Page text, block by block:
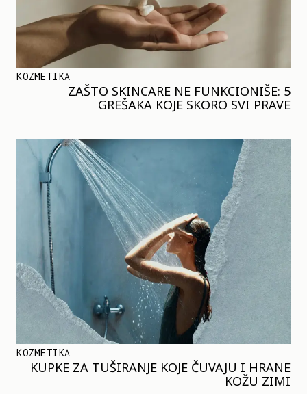
KOZMETIKA
ZAŠTO SKINCARE NE FUNKCIONIŠE: 5
GREŠAKA KOJE SKORO SVI PRAVE
KOZMETIKA
KUPKE ZA TUŠIRANJE KOJE ČUVAJU I HRANE
KOŽU ZIMI